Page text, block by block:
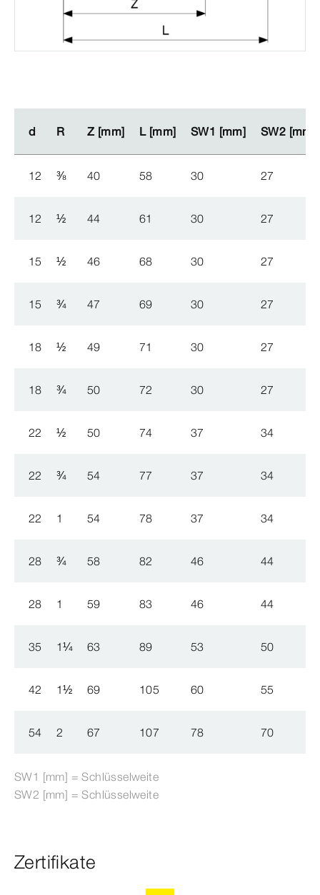
d R Z [mm] L [mm] SW1 [mm] SW2 [mm]
d R Z [mm] L [mm] SW1 [mm] SW2 [mm]
12 ⅜ 40 58 30 27
12 ½ 44 61 30 27
15 ½ 46 68 30 27
15 ¾ 47 69 30 27
18 ½ 49 71 30 27
18 ¾ 50 72 30 27
22 ½ 50 74 37 34
22 ¾ 54 77 37 34
22 1 54 78 37 34
28 ¾ 58 82 46 44
28 1 59 83 46 44
35 1¼ 63 89 53 50
42 1½ 69 105 60 55
54 2 67 107 78 70
SW1 [mm] = Schlüsselweite
SW2 [mm] = Schlüsselweite
Zertifikate